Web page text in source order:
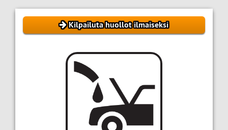
Kilpailuta huollot ilmaiseksi